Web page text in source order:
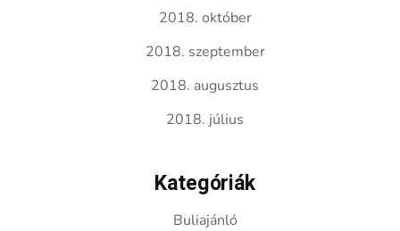
2018. október
2018. szeptember
2018. augusztus
2018. július
Kategóriák
Buliajánló